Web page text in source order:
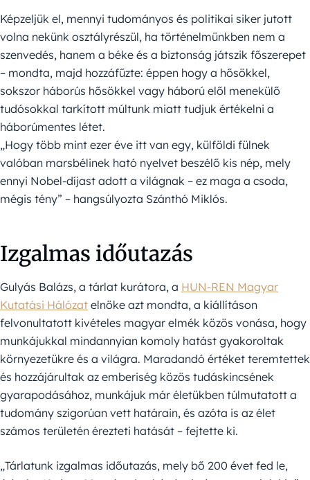
Képzeljük el, mennyi tudományos és politikai siker jutott
volna nekünk osztályrészül, ha történelmünkben nem a
szenvedés, hanem a béke és a biztonság játszik főszerepet
– mondta, majd hozzáfűzte: éppen hogy a hősökkel,
sokszor háborús hősökkel vagy háború elől menekülő
tudósokkal tarkított múltunk miatt tudjuk értékelni a
háborúmentes létet.
„Hogy több mint ezer éve itt van egy, külföldi fülnek
valóban marsbélinek ható nyelvet beszélő kis nép, mely
ennyi Nobel-díjast adott a világnak – ez maga a csoda,
mégis tény” – hangsúlyozta Szánthó Miklós.
Izgalmas időutazás
Gulyás Balázs, a tárlat kurátora, a HUN-REN Magyar
Kutatási Hálózat elnöke azt mondta, a kiállításon
felvonultatott kivételes magyar elmék közös vonása, hogy
munkájukkal mindannyian komoly hatást gyakoroltak
környezetükre és a világra. Maradandó értéket teremtettek
és hozzájárultak az emberiség közös tudáskincsének
gyarapodásához, munkájuk már életükben túlmutatott a
tudomány szigorúan vett határain, és azóta is az élet
számos területén érezteti hatását – fejtette ki.
„Tárlatunk izgalmas időutazás, mely bő 200 évet fed le,